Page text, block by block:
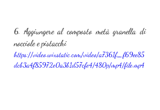
6. Aggiungere al composto metà granella di
nocciole e pistacchi
https://video.wixstatic.com/video/a7361f_f69ee85
dcb3a4f85972e0a3b1d57cfe4/480p/mp4/file.mp4